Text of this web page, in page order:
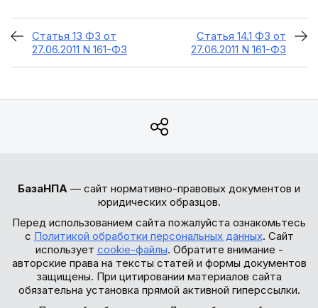
Статья 13 ФЗ от
27.06.2011 N 161-ФЗ
Статья 14.1 ФЗ от
27.06.2011 N 161-ФЗ
БазаНПА — сайт нормативно-правовых документов и
юридических образцов.
Перед использованием сайта пожалуйста ознакомьтесь
с Политикой обработки персональных данных. Сайт
использует cookie-файлы. Обратите внимание -
авторские права на тексты статей и формы документов
защищены. При цитировании материалов сайта
обязательна установка прямой активной гиперссылки.